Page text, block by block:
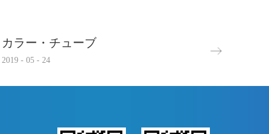
カラー・チューブ
2019 - 05 - 24